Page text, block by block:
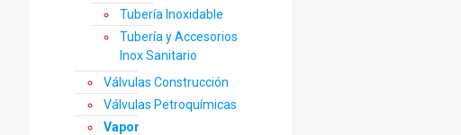
Tubería Inoxidable
Tubería y Accesorios
Inox Sanitario
Válvulas Construcción
Válvulas Petroquímicas
Vapor